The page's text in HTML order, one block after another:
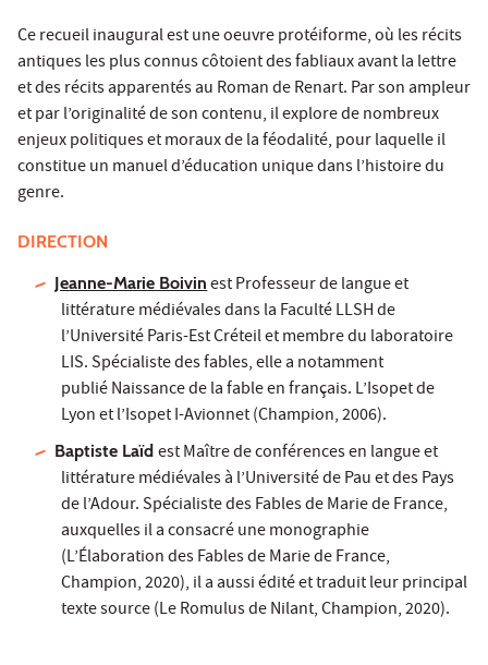
Ce recueil inaugural est une oeuvre protéiforme, où les récits
antiques les plus connus côtoient des fabliaux avant la lettre
et des récits apparentés au Roman de Renart. Par son ampleur
et par l’originalité de son contenu, il explore de nombreux
enjeux politiques et moraux de la féodalité, pour laquelle il
constitue un manuel d’éducation unique dans l’histoire du
genre.
DIRECTION
Jeanne-Marie Boivinest Professeur de langue et
littérature médiévales dans la Faculté LLSH de
l’Université Paris-Est Créteil et membre du laboratoire
LIS. Spécialiste des fables, elle a notamment
publié Naissance de la fable en français. L’Isopet de
Lyon et l’Isopet I-Avionnet (Champion, 2006).
Baptiste Laïdest Maître de conférences en langue et
littérature médiévales à l’Université de Pau et des Pays
de l’Adour. Spécialiste des Fables de Marie de France,
auxquelles il a consacré une monographie
(L’Élaboration des Fables de Marie de France,
Champion, 2020), il a aussi édité et traduit leur principal
texte source (Le Romulus de Nilant, Champion, 2020).